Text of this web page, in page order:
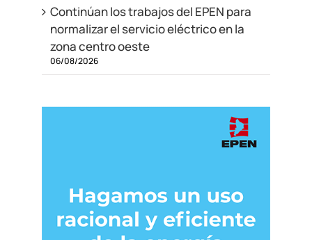
Continúan los trabajos del EPEN para
normalizar el servicio eléctrico en la
zona centro oeste
06/08/2026